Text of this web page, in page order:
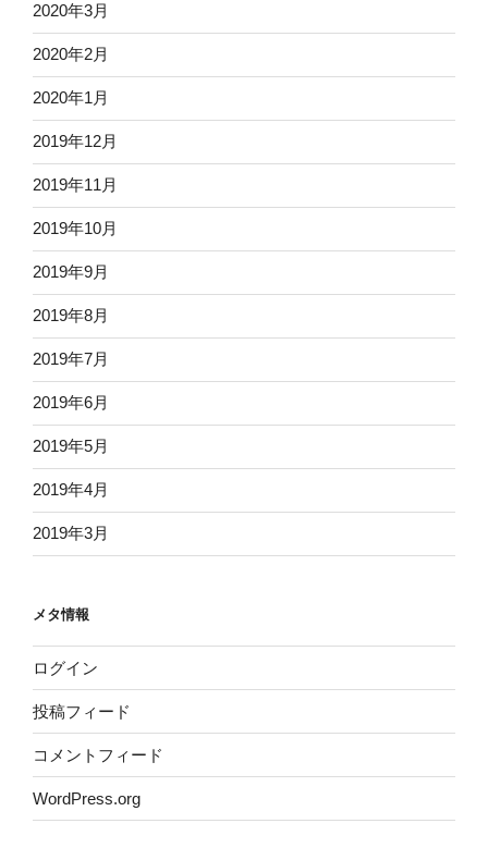
2020年3月
2020年2月
2020年1月
2019年12月
2019年11月
2019年10月
2019年9月
2019年8月
2019年7月
2019年6月
2019年5月
2019年4月
2019年3月
メタ情報
ログイン
投稿フィード
コメントフィード
WordPress.org